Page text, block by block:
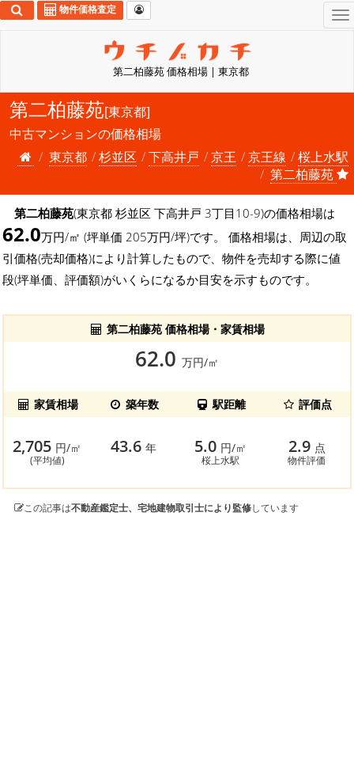
第二柏藤苑 価格相場 | 東京都
物件価格査定
第二柏藤苑[東京都]
中古マンションの価格相場
東京都
杉並区 下高井戸 京王 京王線
桜上水駅
第二柏藤苑
第二柏藤苑(東京都 杉並区 下高井戸 3丁目10-9)の価格相場は
62.0万円/㎡ (坪単価 205万円/坪)です。 価格相場は、周辺の取
引価格(売却価格)により計算したもので、物件を売却する際に値
段(坪単価、評価額)がいくらになるか目安を示すものです。
第二柏藤苑 価格相場・家賃相場
62.0 万円/㎡
家賃相場 築年数 駅距離 評価点
2,705 円/㎡
(平均値)
43.6年 5.0 円/㎡
桜上水駅
2.9 点
物件評価
この記事は不動産鑑定士、宅地建物取引士により監修しています